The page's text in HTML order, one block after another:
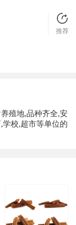
推荐
殖地,品种齐全,安
校,超市等单位的